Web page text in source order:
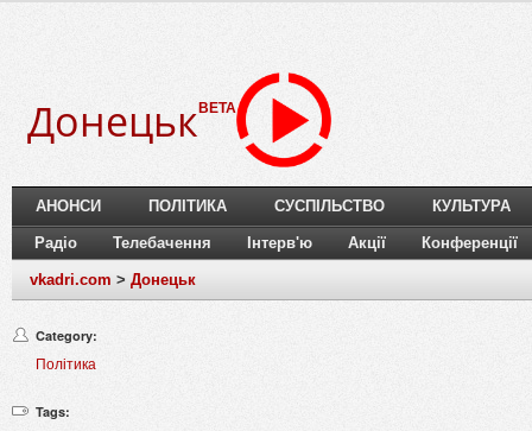
Донецьк BETA
АНОНСИ ПОЛІТИКА СУСПІЛЬСТВО КУЛЬТУРА
Радіо Телебачення Інтерв'ю Акції Конференції
vkadri.com > Донецьк
Category:
Політика
Tags: